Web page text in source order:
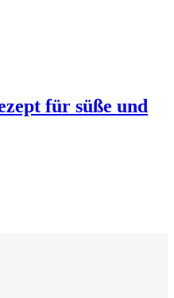
für süße und